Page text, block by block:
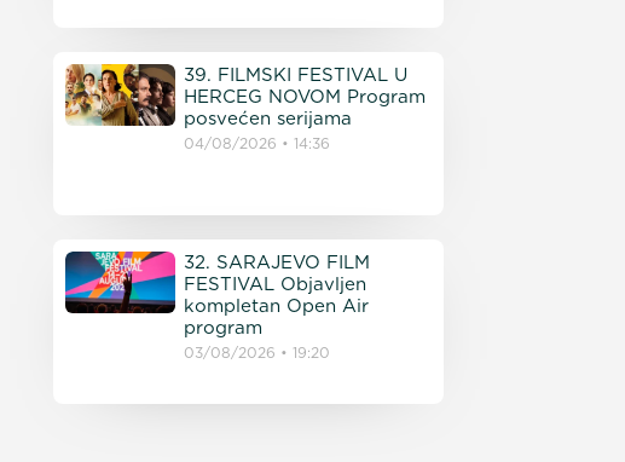
39. FILMSKI FESTIVAL U
HERCEG NOVOM Program
posvećen serijama
04/08/2026 14:36
32. SARAJEVO FILM
FESTIVAL Objavljen
kompletan Open Air
program
03/08/2026 19:20